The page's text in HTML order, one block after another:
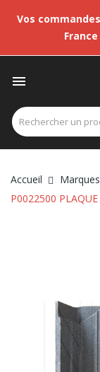
Vos
France

Accueil Marques
P0022500